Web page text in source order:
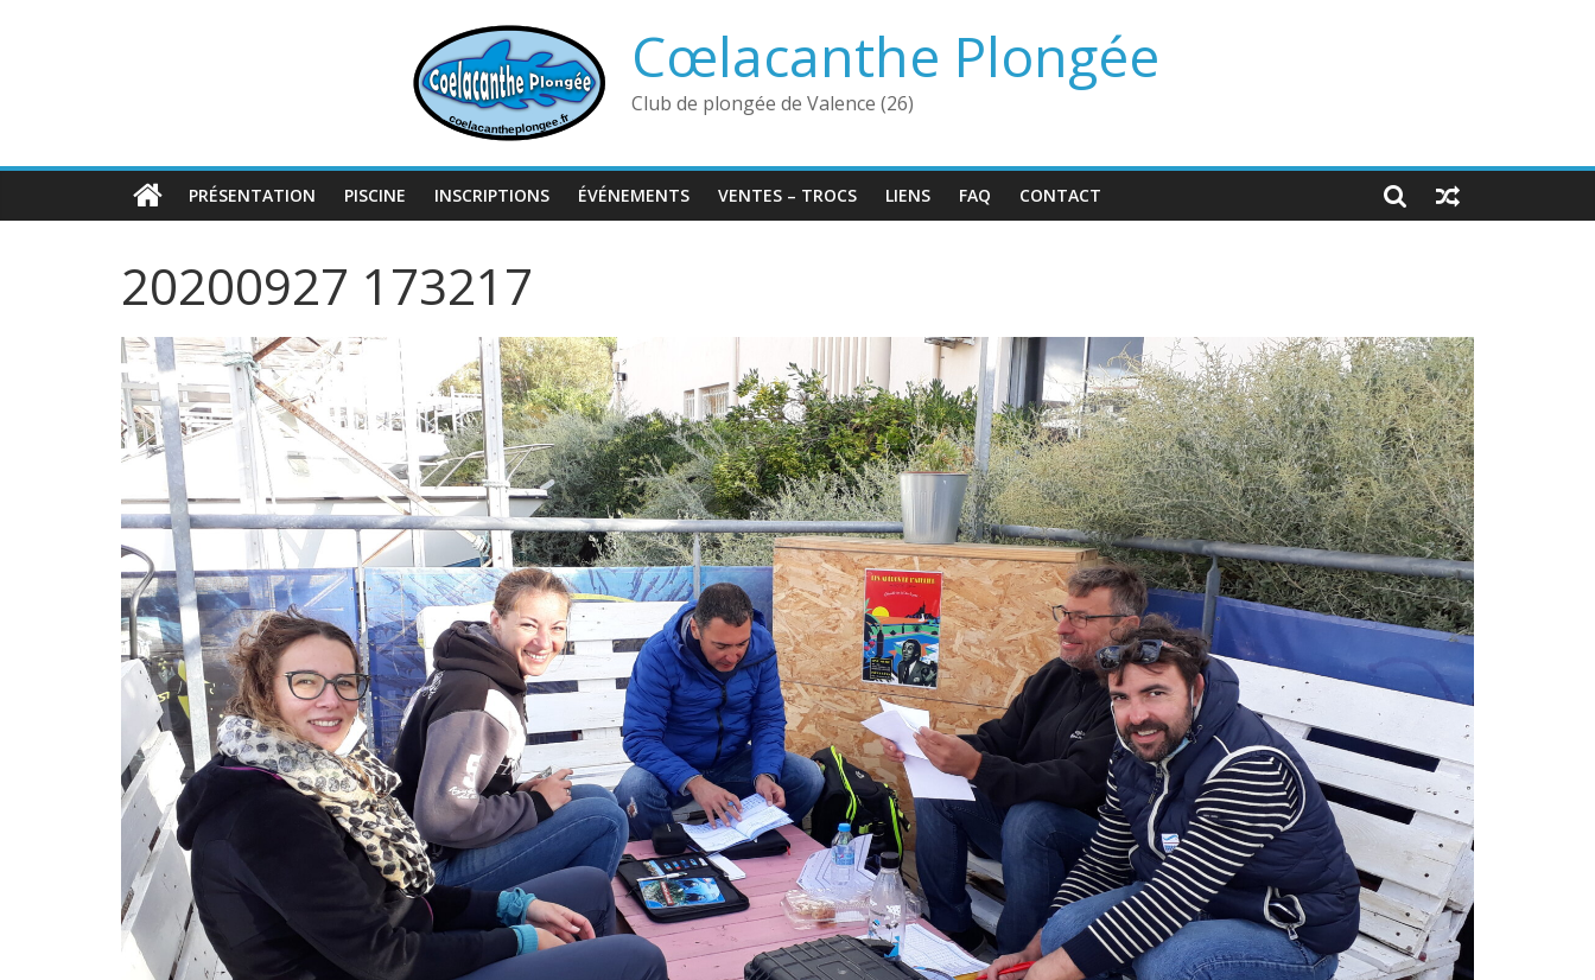
Cœlacanthe Plongée
Club de plongée de Valence (26)
PRÉSENTATION PISCINE INSCRIPTIONS ÉVÉNEMENTS VENTES – TROCS LIENS FAQ CONTACT
20200927 173217